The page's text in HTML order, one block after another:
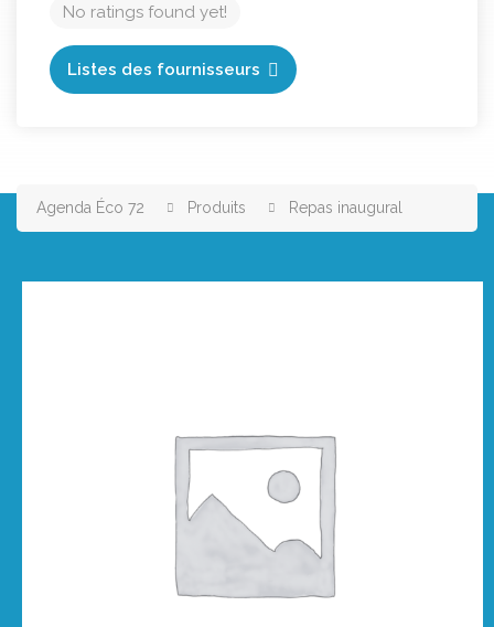
No ratings found yet!
Listes des fournisseurs
Agenda Éco 72 Produits Repas inaugural